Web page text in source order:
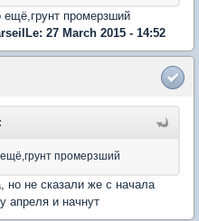
ещё,грунт промерзший
27 March 2015 - 14:52
промерзший
но не сказали же с начала
апреля и начнут